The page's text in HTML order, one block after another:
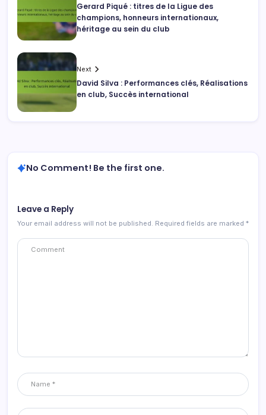
Gerard Piqué : titres de la Ligue des
champions, honneurs internationaux,
héritage au sein du club
Next
David Silva : Performances clés, Réalisations
en club, Succès international
No Comment! Be the first one.
Leave a Reply
Your email address will not be published. Required fields are marked *